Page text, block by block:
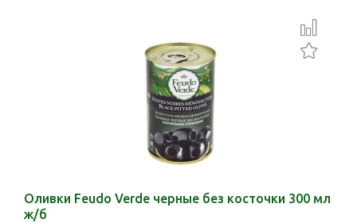
Оливки Feudo Verde черные без косточки 300 мл
ж/б